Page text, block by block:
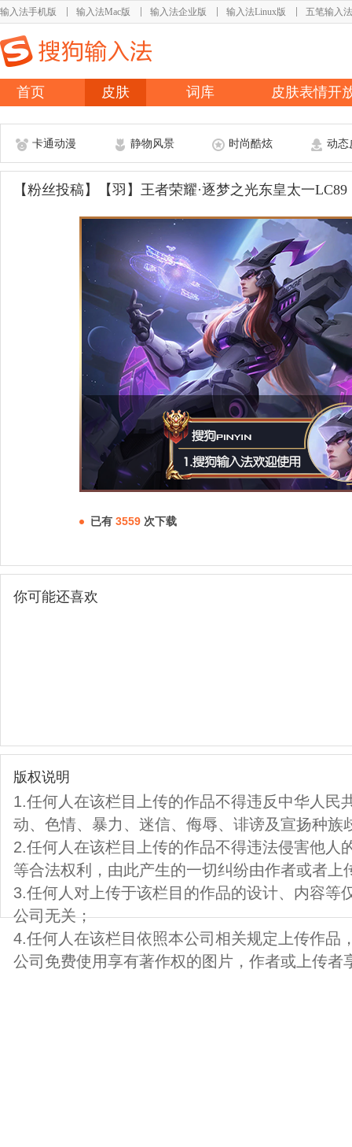
输入法手机版 输入法Mac版 输入法企业版 输入法Linux版 五笔输入法
首页 皮肤 词库 皮肤表情开
卡通动漫 静物风景 时尚酷炫 动态
【粉丝投稿】【羽】王者荣耀·逐梦之光东皇太一LC89
已有 3559 次下载
你可能还喜欢
版权说明
1.任何人在该栏目上传的作品不得违反中华人民
动、色情、暴力、迷信、侮辱、诽谤及宣扬种族
2.任何人在该栏目上传的作品不得违法侵害他人
等合法权利，由此产生的一切纠纷由作者或者上
3.任何人对上传于该栏目的作品的设计、内容等
公司无关；
4.任何人在该栏目依照本公司相关规定上传作品
公司免费使用享有著作权的图片，作者或上传者